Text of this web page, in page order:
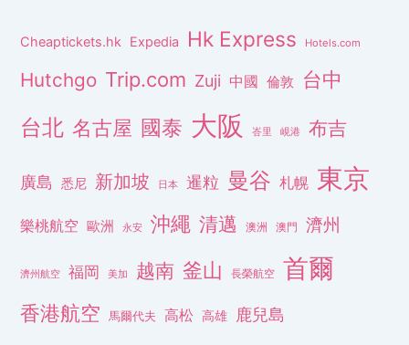
Cheaptickets.hk Expedia Hk Express Hotels.com
Hutchgo Trip.com Zuji 中國 倫敦 台中
台北 名古屋 國泰 大阪 峇里 峴港 布吉
廣島 悉尼 新加坡 日本 暹粒 曼谷 札幌 東京
樂桃航空 歐洲 永安 沖繩 清邁 澳洲 澳門 濟州
濟州航空 福岡 美加 越南 釜山 長榮航空 首爾
香港航空 馬爾代夫 高松 高雄 鹿兒島